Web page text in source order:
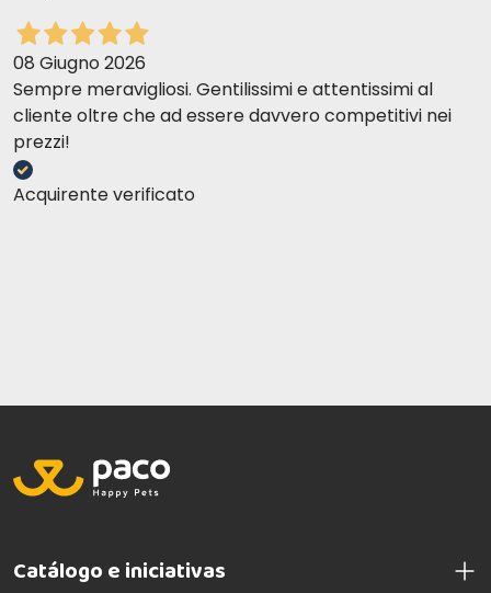
08 Giugno 2026
Sempre meravigliosi. Gentilissimi e attentissimi al
cliente oltre che ad essere davvero competitivi nei
prezzi!
Acquirente verificato
Catálogo e iniciativas